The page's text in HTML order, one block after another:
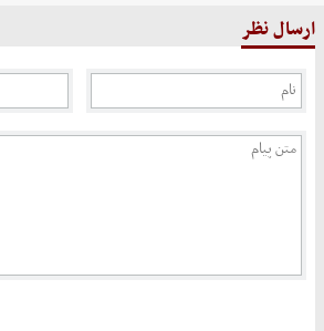
ارسال نظر